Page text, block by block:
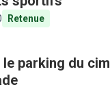
Retenue
parking du